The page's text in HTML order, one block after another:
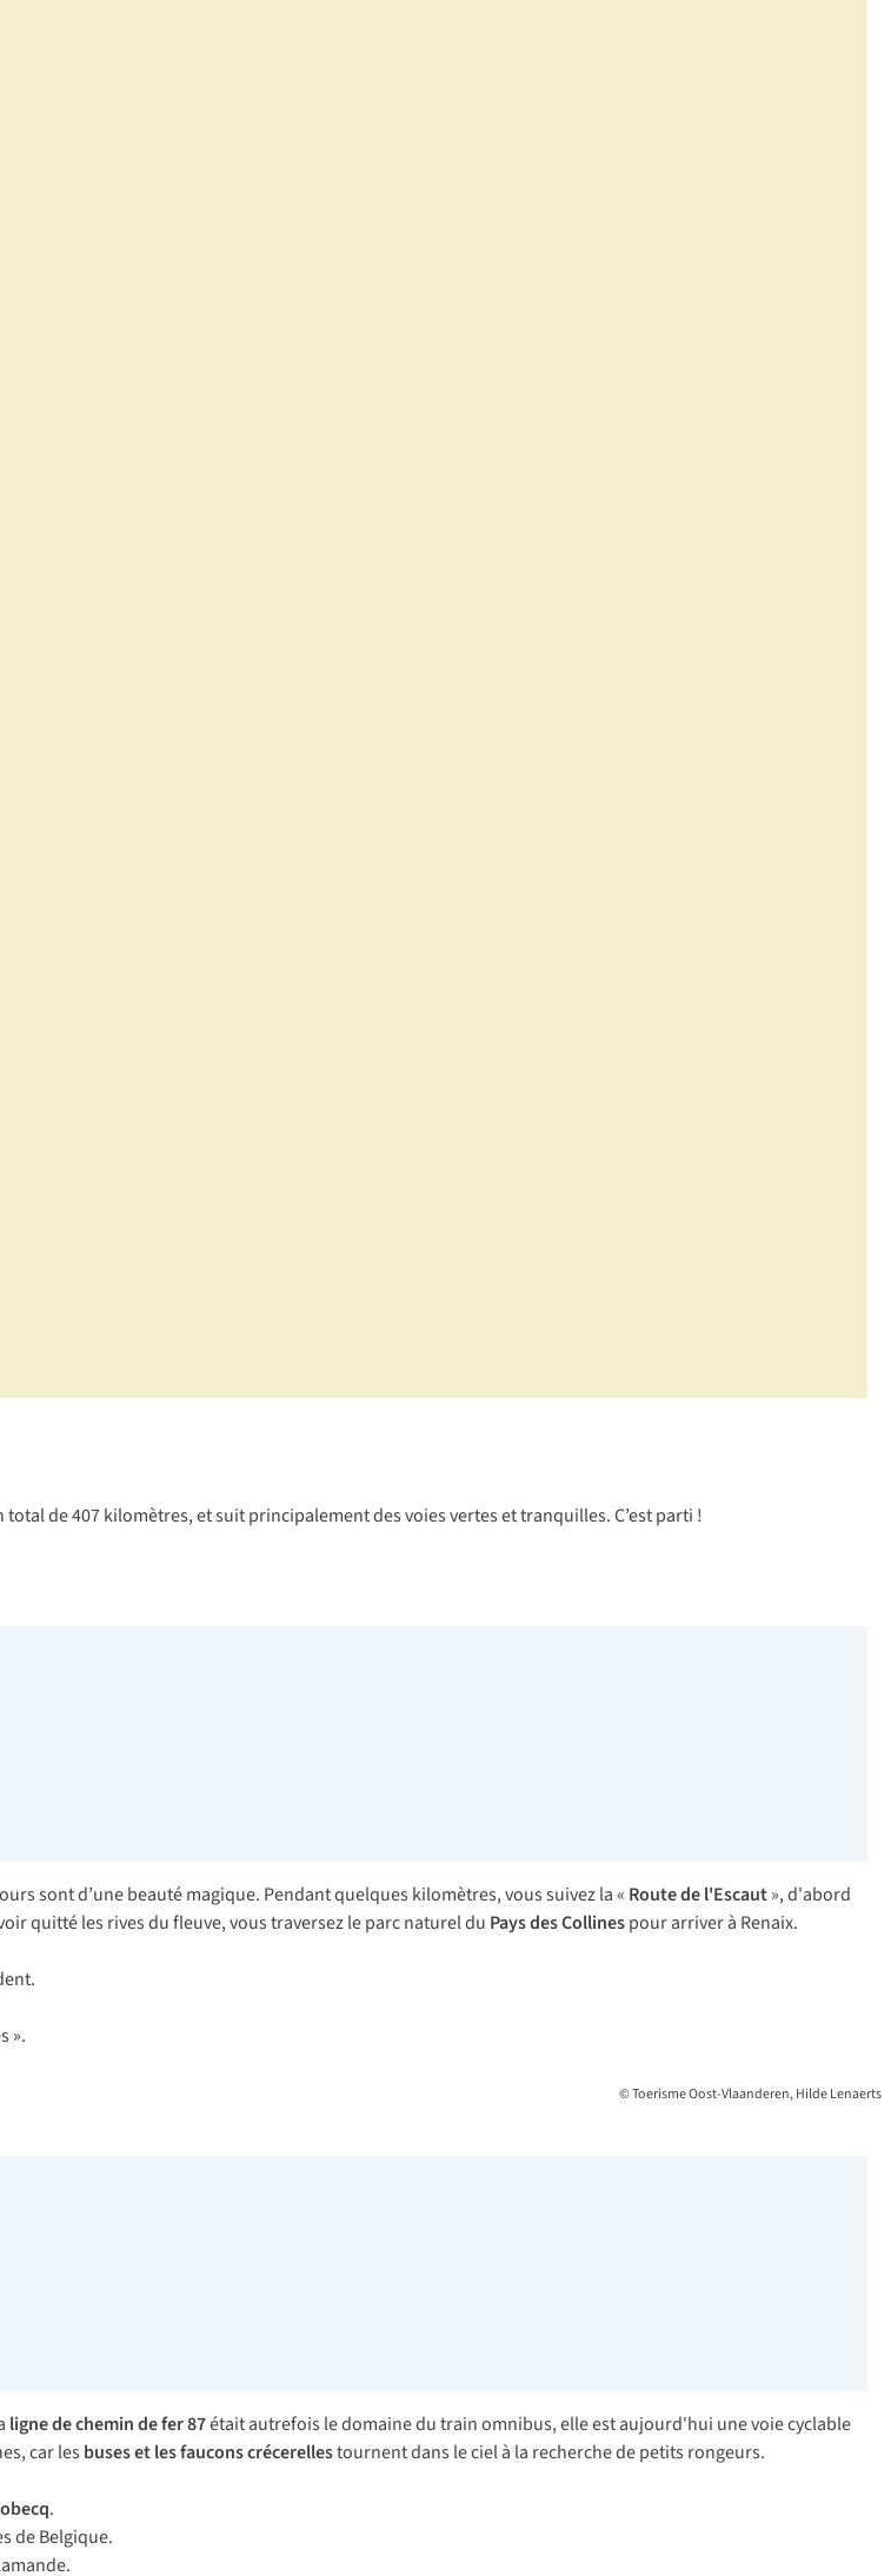
total de 407 kilomètres, et suit principalement des voies vertes et tranquilles. C’est parti !
sont d’une beauté magique. Pendant quelques kilomètres, vous suivez la « Route de l'Escaut», d'abord
quitté les rives du fleuve, vous traversez le parc naturel du Pays des Collinespour arriver à Renaix.
».
© Toerisme Oost-Vlaanderen, Hilde Lenaerts
ligne de chemin de fer 87était autrefois le domaine du train omnibus, elle est aujourd'hui une voie cyclable
car les buses et les faucons crécerellestournent dans le ciel à la recherche de petits rongeurs.
.
de Belgique.